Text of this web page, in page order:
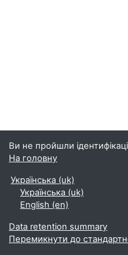
Ви не пройшли
На головну
Українська ‎(uk)‎
Українська ‎(uk)‎
English ‎(en)‎
Data retention summary
Перемикнути до